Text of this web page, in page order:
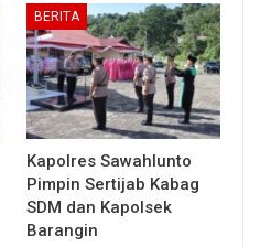
BERITA
Kapolres Sawahlunto
Pimpin Sertijab Kabag
SDM dan Kapolsek
Barangin